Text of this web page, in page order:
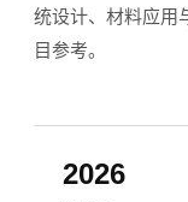
统设计、材料应用
目参考。
2026